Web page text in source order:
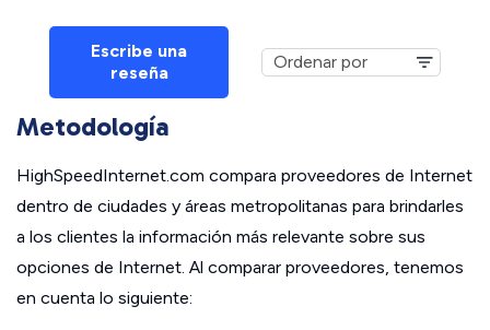
Escribe una
reseña
Metodología
HighSpeedInternet.com compara proveedores de Internet
dentro de ciudades y áreas metropolitanas para brindarles
a los clientes la información más relevante sobre sus
opciones de Internet. Al comparar proveedores, tenemos
en cuenta lo siguiente: